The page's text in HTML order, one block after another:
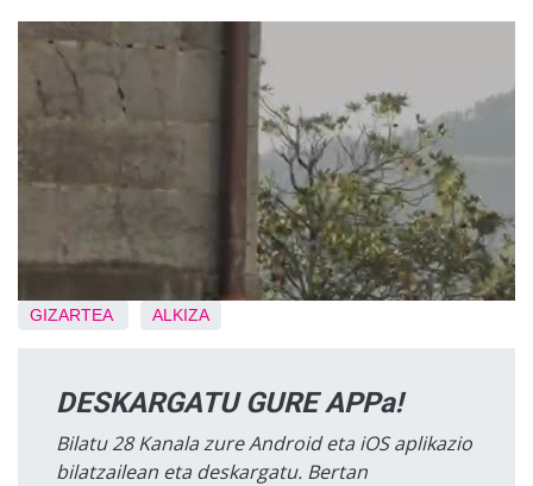
GIZARTEA ALKIZA
DESKARGATU GURE APPa!
Bilatu 28 Kanala zure Android eta iOS aplikazio
bilatzailean eta deskargatu. Bertan